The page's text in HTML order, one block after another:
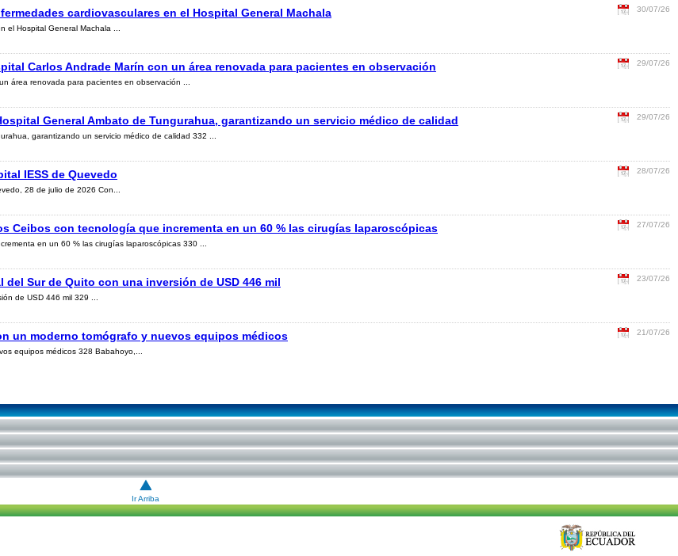
cardiovasculares en el Hospital General Machala 30/07/26
Hospital General Machala ...
Carlos Andrade Marín con un área renovada para pacientes en observación 29/07/26
área renovada para pacientes en observación ...
General Ambato de Tungurahua, garantizando un servicio médico de calidad 29/07/26
garantizando un servicio médico de calidad 332 ...
IESS de Quevedo 28/07/26
28 de julio de 2026 Con...
Ceibos con tecnología que incrementa en un 60 % las cirugías laparoscópicas 27/07/26
en un 60 % las cirugías laparoscópicas 330 ...
Sur de Quito con una inversión de USD 446 mil 23/07/26
de USD 446 mil 329 ...
un moderno tomógrafo y nuevos equipos médicos 21/07/26
equipos médicos 328 Babahoyo,...
Ir Arriba